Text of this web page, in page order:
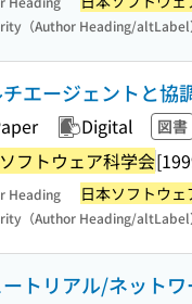
（Author Heading/altLabel
エージェントと協
Digital 図書
フトウェア科学会
Heading 日本ソフトウ
（Author Heading/altLabel
トリアル/ネット